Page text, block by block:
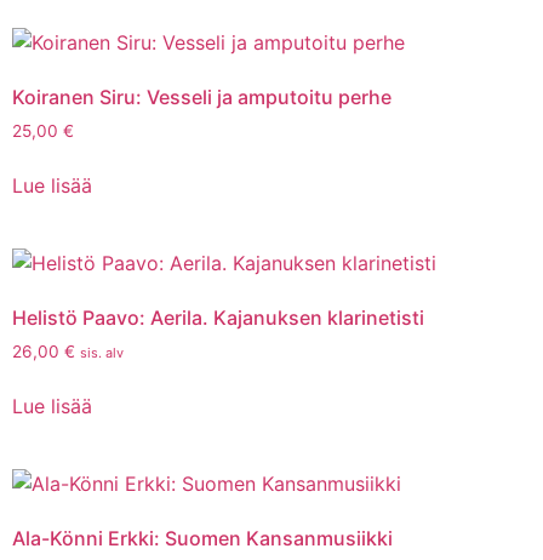
Koiranen Siru: Vesseli ja amputoitu perhe
25,00 €
Lue lisää
Helistö Paavo: Aerila. Kajanuksen klarinetisti
26,00 € sis. alv
Lue lisää
Ala-Könni Erkki: Suomen Kansanmusiikki